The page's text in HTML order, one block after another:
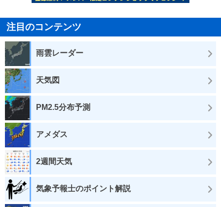
注目のコンテンツ
雨雲レーダー
天気図
PM2.5分布予測
アメダス
2週間天気
気象予報士のポイント解説